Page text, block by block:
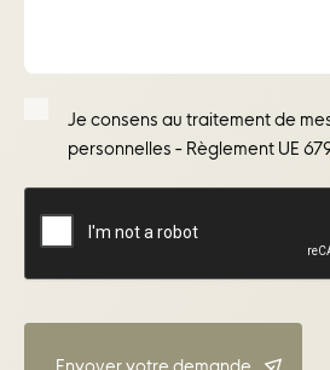
Je consens au traitement de
personnelles - Règlement UE